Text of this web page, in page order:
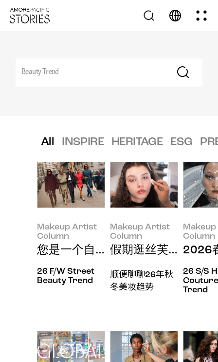
All INSPIRE HERITAGE ESG
Makeup Artist
Column
您是一个自带氛围感的人吗？
26 F/W Street
Beauty Trend
Makeup Artist
Column
假期逛丝芙兰有感
顺便聊聊26年秋
冬美妆趋势
Column
2026
26 S/S
Trend